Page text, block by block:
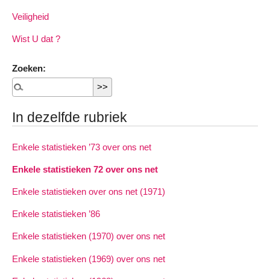
Veiligheid
Wist U dat ?
Zoeken:
In dezelfde rubriek
Enkele statistieken ’73 over ons net
Enkele statistieken 72 over ons net
Enkele statistieken over ons net (1971)
Enkele statistieken ’86
Enkele statistieken (1970) over ons net
Enkele statistieken (1969) over ons net